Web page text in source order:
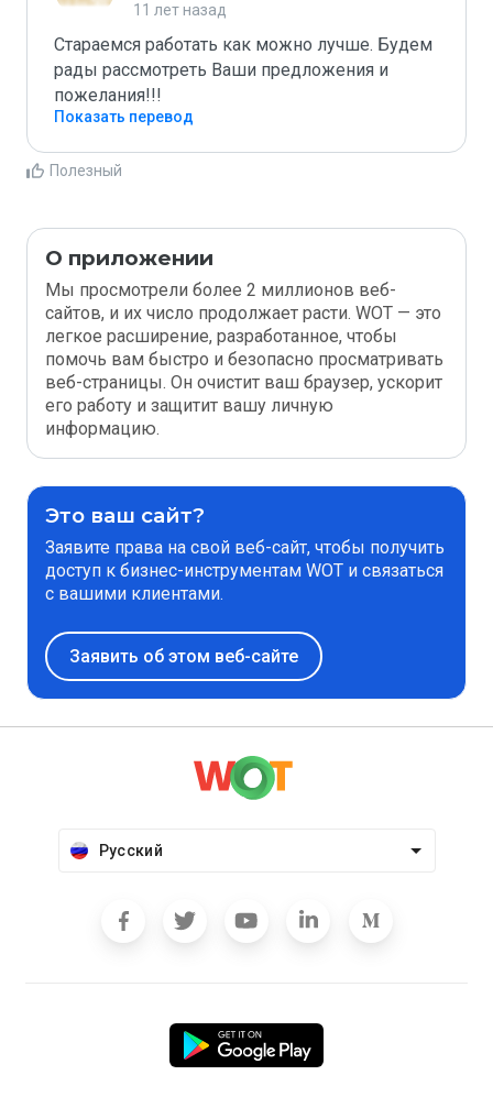
11 лет назад
Стараемся работать как можно лучше. Будем
рады рассмотреть Ваши предложения и
пожелания!!!
Показать перевод
Полезный
О приложении
Мы просмотрели более 2 миллионов веб-
сайтов, и их число продолжает расти. WOT — это
легкое расширение, разработанное, чтобы
помочь вам быстро и безопасно просматривать
веб-страницы. Он очистит ваш браузер, ускорит
его работу и защитит вашу личную
информацию.
Это ваш сайт?
Заявите права на свой веб-сайт, чтобы получить
доступ к бизнес-инструментам WOT и связаться
с вашими клиентами.
Заявить об этом веб-сайте
Русский